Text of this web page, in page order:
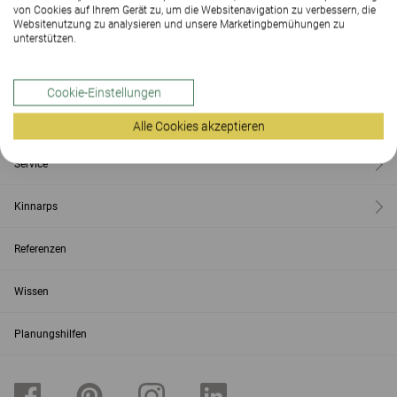
Kontakt
Showroom
Service
Kinnarps
Referenzen
Wissen
Planungshilfen
von Cookies auf Ihrem Gerät zu, um die Websitenavigation zu verbessern, die
Websitenutzung zu analysieren und unsere Marketingbemühungen zu
unterstützen.
Cookie-Einstellungen
Alle Cookies akzeptieren